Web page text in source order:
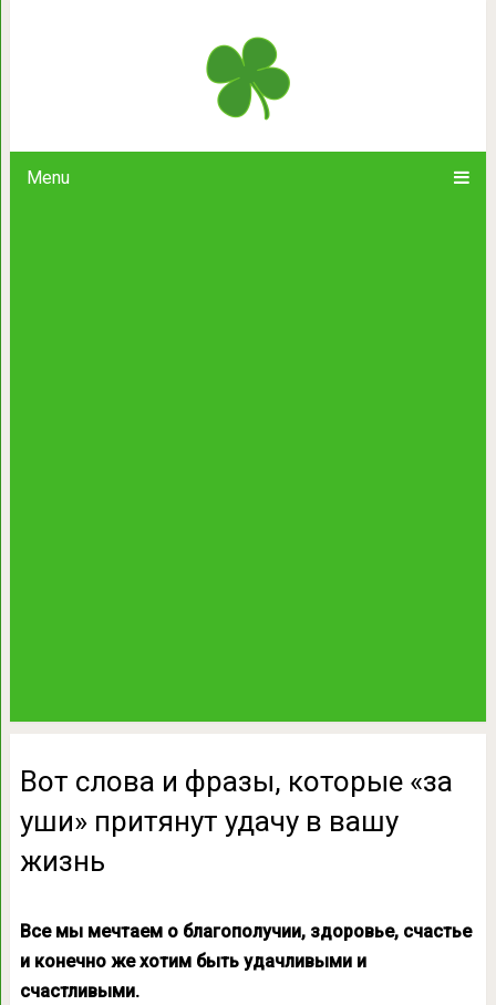
Menu
Вот слова и фразы, которые «за
Вот слова и фразы, которые «за
уши» притянут удачу в вашу
жизнь
Все мы мечтаем о благополучии, здоровье, счастье
и конечно же хотим быть удачливыми и
счастливыми.